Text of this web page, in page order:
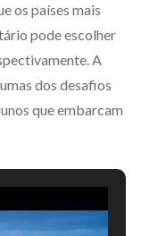
os países mais
pode escolher
A
dos desafios
que embarcam